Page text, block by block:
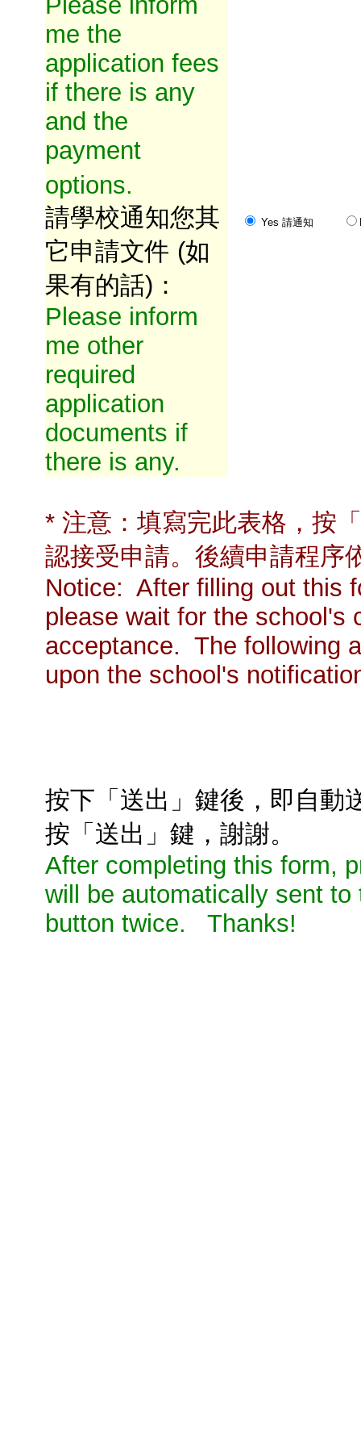
me the
application fees
if there is any
and the
payment
options.
請學校通知您其
它申請文件 (如
果有的話)：
Please inform
me other
required
application
documents if
there is any.
Yes 請通知
* 注意：填寫完此表格，按
認接受申請。後續申請程序
Notice: After filling out this
please wait for the school's
acceptance. The following
upon the school's
按下「送出」鍵後，即自動
按「送出」鍵，謝謝。
After completing this form,
will be automatically sent
button twice. Thanks!